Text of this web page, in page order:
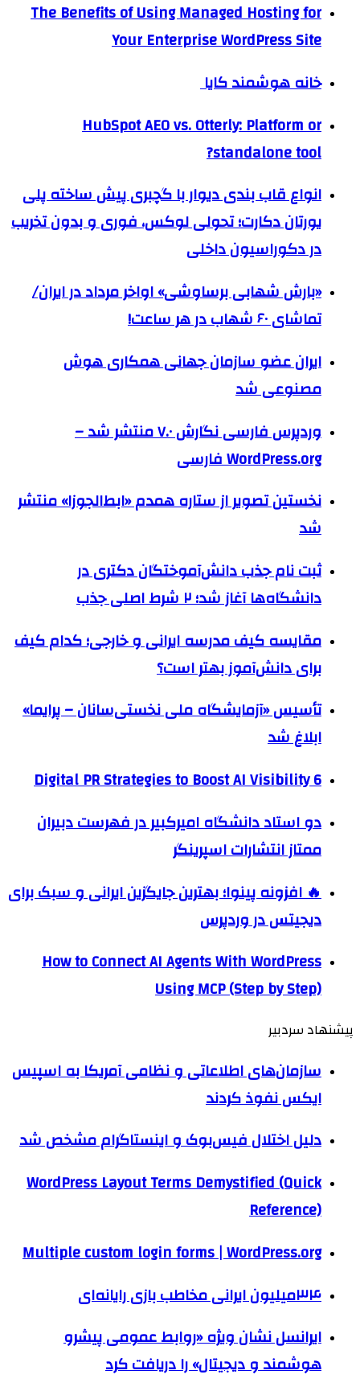
The Benefits of Using Managed Hosting for
Your Enterprise WordPress Site
خانه هوشمند کایا
HubSpot AEO vs. Otterly: Platform or
standalone tool?
انواع قاب بندی دیوار با گچبری پیش ساخته پلی
یورتان دکارت؛ تحولی لوکس، فوری و بدون تخریب
در دکوراسیون داخلی
«بارش شهابی برساوشی» اواخر مرداد در ایران/
تماشای ۶۰ شهاب در هر ساعت!
ایران عضو سازمان جهانی همکاری هوش
مصنوعی شد
وردپرس فارسی نگارش ۷.۰ منتشر شد –
WordPress.org فارسی
نخستین تصویر از ستاره همدم «ابط‌الجوزا» منتشر
شد
ثبت نام جذب دانش‌آموختگان دکتری در
دانشگاه‌ها آغاز شد؛ ۲ شرط اصلی جذب
مقایسه کیف مدرسه ایرانی و خارجی؛ کدام کیف
برای دانش‌آموز بهتر است؟
تأسیس «آزمایشگاه ملی نخستی‌سانان – پرایما»
ابلاغ شد
6 Digital PR Strategies to Boost AI Visibility
دو استاد دانشگاه امیرکبیر در فهرست دبیران
ممتاز انتشارات اسپرینگر
🔥 افزونه پینوا؛ بهترین جایگزین ایرانی و سبک برای
دیجیتس در وردپرس
How to Connect AI Agents With WordPress
Using MCP (Step by Step)
پیشنهاد سردبیر
سازمان‌های اطلاعاتی و نظامی آمریکا به اسپیس
ایکس نفوذ کردند
دلیل اختلال فیس‌بوک و اینستاگرام مشخص شد
WordPress Layout Terms Demystified (Quick
Reference)
Multiple custom login forms | WordPress.org
۳۴میلیون ایرانی مخاطب بازی‌ رایانه‌ای
ایرانسل نشان ویژه «روابط عمومی پیشرو
هوشمند و دیجیتال» را دریافت کرد